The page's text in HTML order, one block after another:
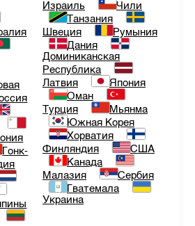
Гонк-
Израиль
Чили
Танзания
Швеция
Румыния
Дания
Доминиканская
Республика
Латвия
Япония
Оман
Турция
Мьянма
Южная Корея
Хорватия
Финляндия
США
Канада
Малазия
Сербия
Гватемала
Украина